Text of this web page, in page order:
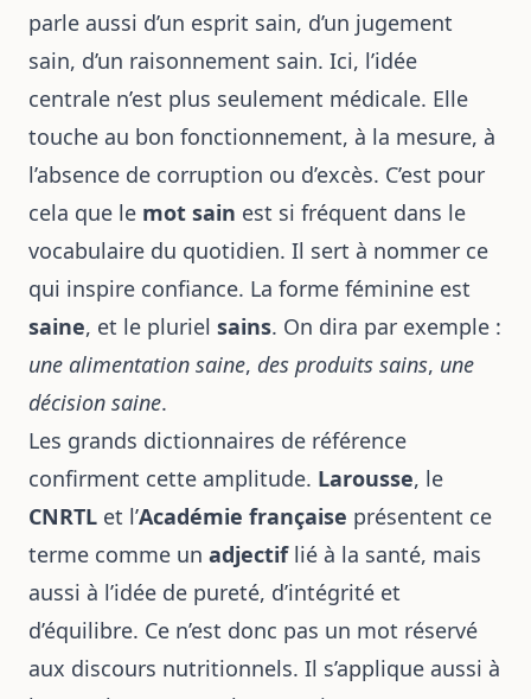
parle aussi d’un esprit sain, d’un jugement
sain, d’un raisonnement sain. Ici, l’idée
centrale n’est plus seulement médicale. Elle
touche au bon fonctionnement, à la mesure, à
l’absence de corruption ou d’excès. C’est pour
cela que le mot sain est si fréquent dans le
vocabulaire du quotidien. Il sert à nommer ce
qui inspire confiance. La forme féminine est
saine, et le pluriel sains. On dira par exemple :
une alimentation saine, des produits sains, une
décision saine.
Les grands dictionnaires de référence
confirment cette amplitude. Larousse, le
CNRTL et l’Académie française présentent ce
terme comme un adjectiflié à la santé, mais
aussi à l’idée de pureté, d’intégrité et
d’équilibre. Ce n’est donc pas un mot réservé
aux discours nutritionnels. Il s’applique aussi à